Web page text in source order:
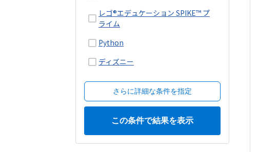
レゴ®エデュケーション SPIKE™ プ
ライム
Python
ディズニー
さらに詳細な条件を指定